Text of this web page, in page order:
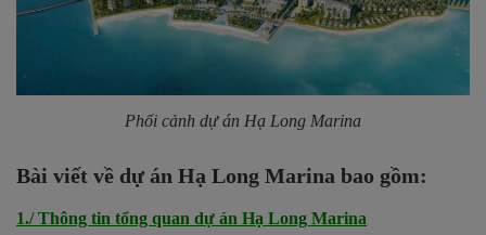
Phối cảnh dự án Hạ Long Marina
Bài viết về dự án Hạ Long Marina bao gồm:
1./ Thông tin tổng quan dự án Hạ Long Marina